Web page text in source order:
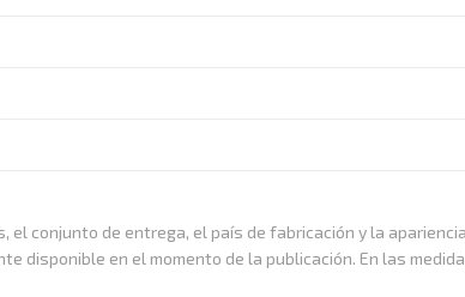
conjunto de entrega, el país de fabricación y la
disponible en el momento de la publicación. En las